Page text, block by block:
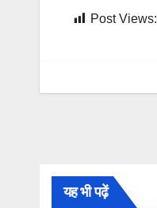
Post Views:
यह भी पढ़ें